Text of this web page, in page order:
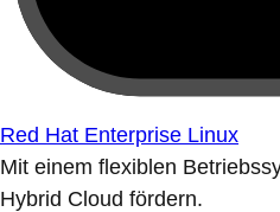
Red Hat Enterprise Linux
Mit einem flexiblen
Hybrid Cloud fördern.